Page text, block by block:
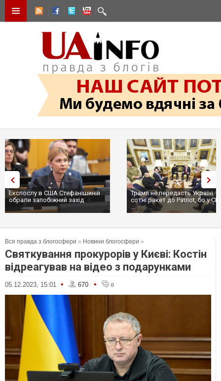
Експослу в США Стефанішиній
обрали запобіжний захід
Трамп не передасть Україні
сотні ракет до Patriot, бо у
...
Вся правда з блогосфери » Новини блогосфери »
Святкування прокурорів у Києві: Костін
відреагував на відео з подарунками
05.12.2023, 15:01 • 670 • 0